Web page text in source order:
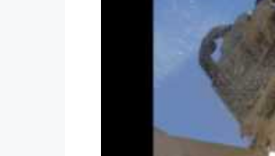
Dieses Video auf